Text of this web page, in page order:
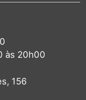
às 20h00
156